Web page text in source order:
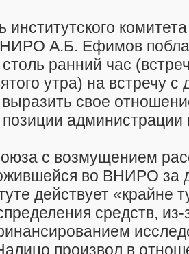
институтского
А.Б. Ефимов
ранний час
утра) на встречу с
свое
администрации
с возмущением
во ВНИРО за
действует «крайне
средств, из-
произвол в